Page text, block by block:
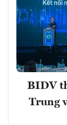
BIDV
Trung